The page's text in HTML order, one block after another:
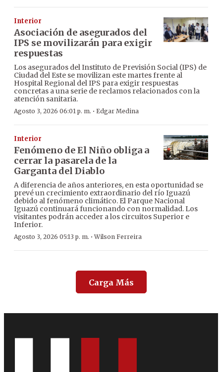
Interior
Asociación de asegurados del
IPS se movilizarán para exigir
respuestas
Los asegurados del Instituto de Previsión Social (IPS) de
Ciudad del Este se movilizan este martes frente al
Hospital Regional del IPS para exigir respuestas
concretas a una serie de reclamos relacionados con la
atención sanitaria.
Agosto 3, 2026 06:01 p. m. · Edgar Medina
Interior
Fenómeno de El Niño obliga a
cerrar la pasarela de la
Garganta del Diablo
A diferencia de años anteriores, en esta oportunidad se
prevé un crecimiento extraordinario del río Iguazú
debido al fenómeno climático. El Parque Nacional
Iguazú continuará funcionando con normalidad. Los
visitantes podrán acceder a los circuitos Superior e
Inferior.
Agosto 3, 2026 05:13 p. m. ·Wilson Ferreira
Carga Más